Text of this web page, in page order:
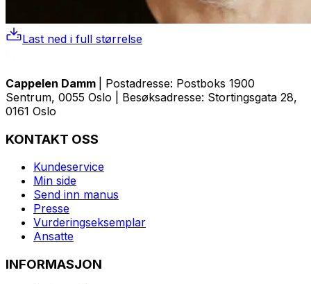
Last ned i full størrelse
Cappelen Damm
| Postadresse: Postboks 1900
Sentrum, 0055 Oslo | Besøksadresse: Stortingsgata 28,
0161 Oslo
KONTAKT OSS
Kundeservice
Min side
Send inn manus
Presse
Vurderingseksemplar
Ansatte
INFORMASJON